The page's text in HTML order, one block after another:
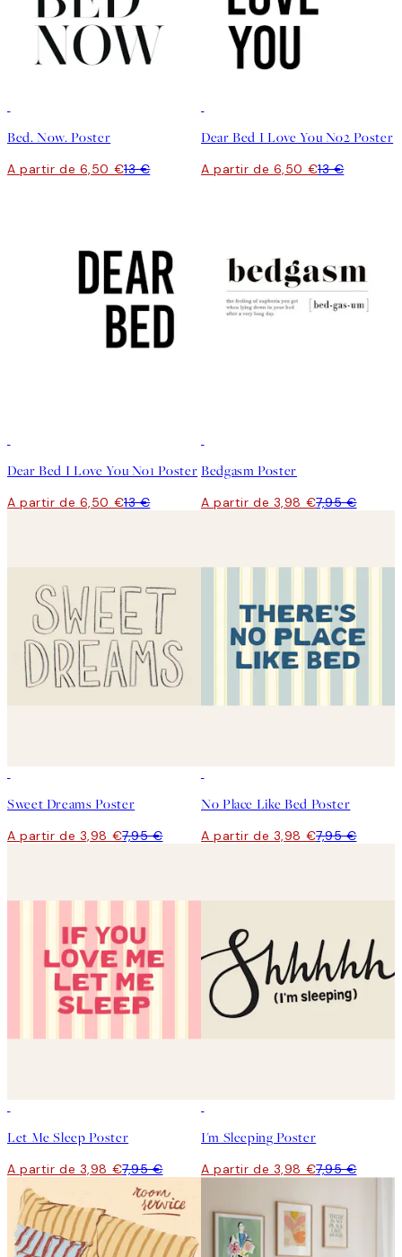
Bed. Now. Poster
A partir de 6,50 €13 €
Dear Bed I Love You No2 Poster
A partir de 6,50 €13 €
Dear Bed I Love You No1 Poster
A partir de 6,50 €13 €
Bedgasm Poster
A partir de 3,98 €7,95 €
Sweet Dreams Poster
A partir de 3,98 €7,95 €
No Place Like Bed Poster
A partir de 3,98 €7,95 €
Let Me Sleep Poster
A partir de 3,98 €7,95 €
I'm Sleeping Poster
A partir de 3,98 €7,95 €